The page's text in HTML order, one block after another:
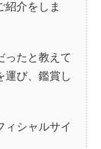
紹介をしま
ったと教えて
運び、鑑賞し
ィシャルサイ